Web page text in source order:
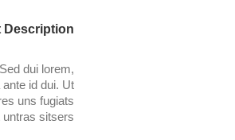
Description
dui lorem,
id dui. Ut
uns fugiats
sitsers.